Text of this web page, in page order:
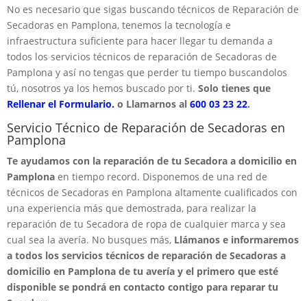
No es necesario que sigas buscando técnicos de Reparación de
Secadoras en Pamplona, tenemos la tecnología e
infraestructura suficiente para hacer llegar tu demanda a
todos los servicios técnicos de reparación de Secadoras de
Pamplona y así no tengas que perder tu tiempo buscandolos
tú, nosotros ya los hemos buscado por ti. Solo tienes que
Rellenar el Formulario. o Llamarnos al 600 03 23 22.
Servicio Técnico de Reparación de Secadoras en
Pamplona
Te ayudamos con la reparación de tu Secadora a domicilio en
Pamplona en tiempo record. Disponemos de una red de
técnicos de Secadoras en Pamplona altamente cualificados con
una experiencia más que demostrada, para realizar la
reparación de tu Secadora de ropa de cualquier marca y sea
cual sea la avería. No busques más, Llámanos e informaremos
a todos los servicios técnicos de reparación de Secadoras a
domicilio en Pamplona de tu avería y el primero que esté
disponible se pondrá en contacto contigo para reparar tu